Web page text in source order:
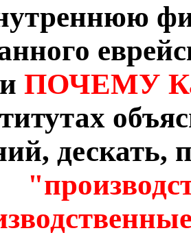
ПОЧЕМУ
дескать,